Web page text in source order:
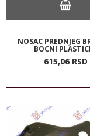
NOSAC PREDNJEG
BOCNI
615,06 RSD